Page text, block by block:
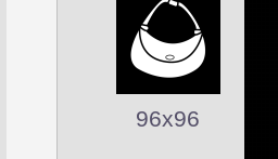
96x96